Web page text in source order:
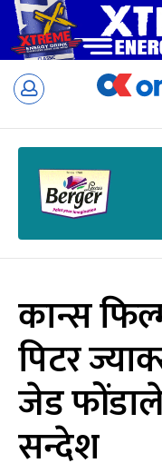
Skip
कान्स
पिटर
जेड
सन्देश